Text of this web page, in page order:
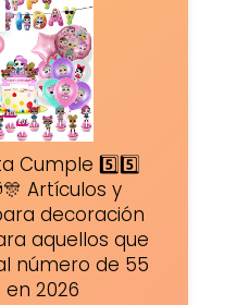
Cumple 5️⃣5️⃣
Artículos y
decoración
aquellos que
número de 55
2026